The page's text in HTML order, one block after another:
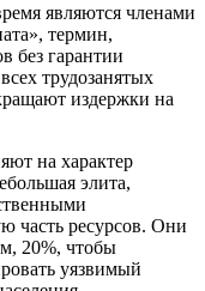
являются членами
термин,
без гарантии
трудозанятых
издержки на
на характер
элита,
часть ресурсов. Они
20%, чтобы
уязвимый